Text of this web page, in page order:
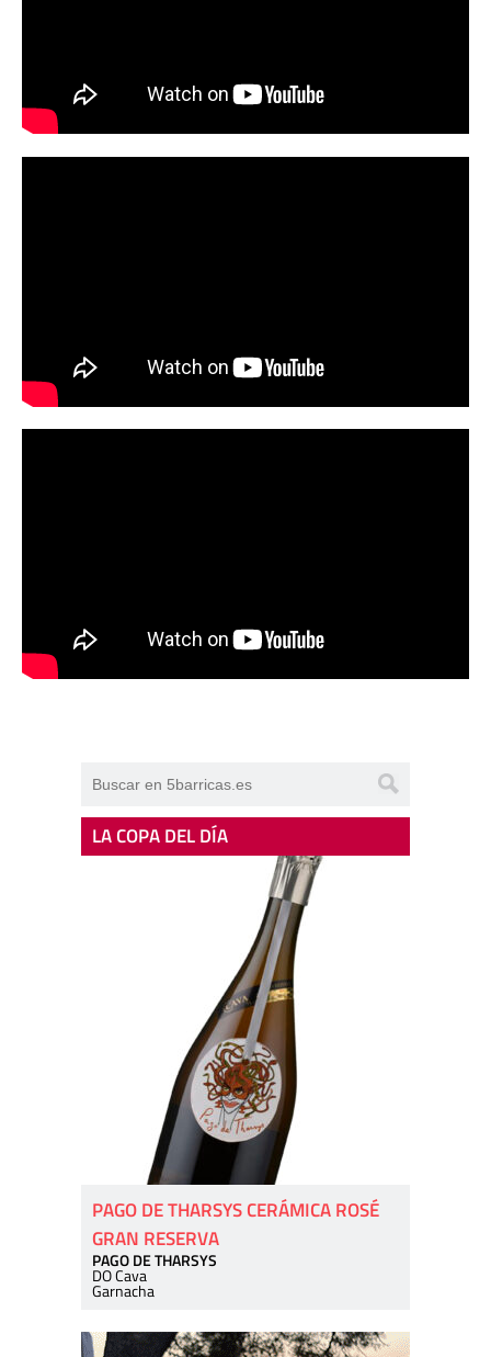
LA COPA DEL DÍA
PAGO DE THARSYS CERÁMICA ROSÉ
GRAN RESERVA
PAGO DE THARSYS
DO Cava
Garnacha